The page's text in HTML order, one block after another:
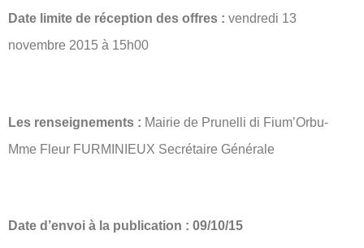
Date limite de réception des offres : vendredi 13
novembre 2015 à 15h00
Les renseignements : Mairie de Prunelli di Fium’Orbu-
Mme Fleur FURMINIEUX Secrétaire Générale
Date d’envoi à la publication : 09/10/15